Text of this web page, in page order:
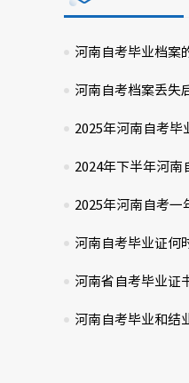
河南自考毕业档案
河南自考档案丢失
2025年河南自考毕
2024年下半年河南
2025年河南自考一
河南自考毕业证何
河南省自考毕业证
河南自考毕业和结